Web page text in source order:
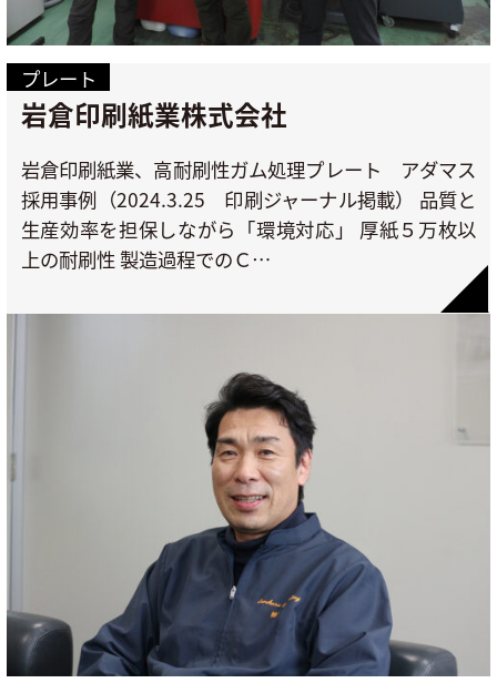
プレート
岩倉印刷紙業株式会社
岩倉印刷紙業、高耐刷性ガム処理プレート アダマス
採用事例（2024.3.25 印刷ジャーナル掲載） 品質と
生産効率を担保しながら「環境対応」 厚紙５万枚以
上の耐刷性 製造過程でのＣ…